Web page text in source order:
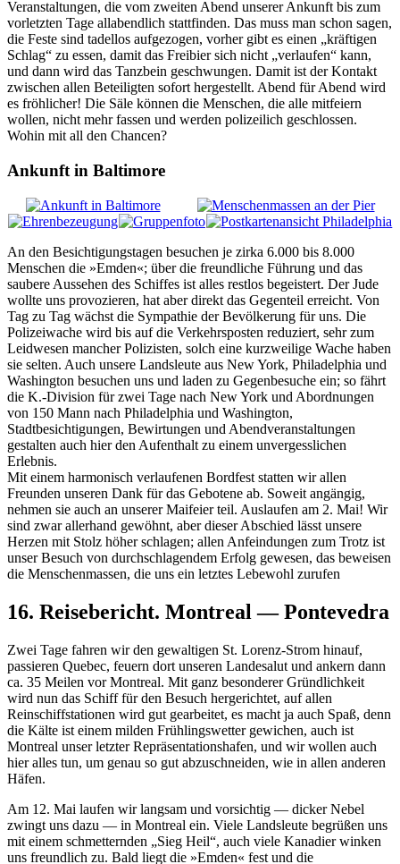
Veranstaltungen, die vom zweiten Abend unserer Ankunft bis zum
vorletzten Tage allabendlich stattfinden. Das muss man schon sagen,
die Feste sind tadellos aufgezogen, vorher gibt es einen
kräftigen
Schlag
zu essen, damit das Freibier sich nicht verlaufen
kann,
und dann wird das Tanzbein geschwungen. Damit ist der Kontakt
zwischen allen Beteiligten sofort hergestellt. Abend für Abend wird
es fröhlicher! Die Säle können die Menschen, die alle mitfeiern
wollen, nicht mehr fassen und werden polizeilich geschlossen.
Wohin mit all den Chancen?
Ankunft in Baltimore
An den Besichtigungstagen besuchen je zirka 6.000 bis 8.000
Menschen die »Emden«; über die freundliche Führung und das
saubere Aussehen des Schiffes ist alles restlos begeistert. Der Jude
wollte uns provozieren, hat aber direkt das Gegenteil erreicht. Von
Tag zu Tag wächst die Sympathie der Bevölkerung für uns. Die
Polizeiwache wird bis auf die Verkehrsposten reduziert, sehr zum
Leidwesen mancher Polizisten, solch eine kurzweilige Wache haben
sie selten. Auch unsere Landsleute aus New York, Philadelphia und
Washington besuchen uns und laden zu Gegenbesuche ein; so fährt
die K.-Division für zwei Tage nach New York und Abordnungen
von 150 Mann nach Philadelphia und Washington,
Stadtbesichtigungen, Bewirtungen und Abendveranstaltungen
gestalten auch hier den Aufenthalt zu einem unvergesslichen
Erlebnis.
Mit einem harmonisch verlaufenen Bordfest statten wir allen
Freunden unseren Dank für das Gebotene ab. Soweit angängig,
nehmen sie auch an unserer Maifeier teil. Auslaufen am 2. Mai! Wir
sind zwar allerhand gewöhnt, aber dieser Abschied lässt unsere
Herzen mit Stolz höher schlagen; allen Anfeindungen zum Trotz ist
unser Besuch von durchschlagendem Erfolg gewesen, das beweisen
die Menschenmassen, die uns ein letztes Lebewohl zurufen
16. Reisebericht. Montreal — Pontevedra
Zwei Tage fahren wir den gewaltigen St. Lorenz-Strom hinauf,
passieren Quebec, feuern dort unseren Landesalut und ankern dann
ca. 35 Meilen vor Montreal. Mit ganz besonderer Gründlichkeit
wird nun das Schiff für den Besuch hergerichtet, auf allen
Reinschiffstationen wird gut gearbeitet, es macht ja auch Spaß, denn
die Kälte ist einem milden Frühlingswetter gewichen, auch ist
Montreal unser letzter Repräsentationshafen, und wir wollen auch
hier alles tun, um genau so gut abzuschneiden, wie in allen anderen
Häfen.
Am 12. Mai laufen wir langsam und vorsichtig — dicker Nebel
zwingt uns dazu — in Montreal ein. Viele Landsleute begrüßen uns
mit einem schmetternden
Sieg Heil , auch viele Kanadier winken
uns freundlich zu. Bald liegt die »Emden« fest und die